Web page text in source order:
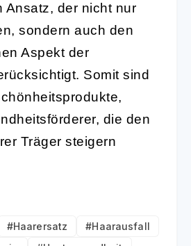
Ansatz, der nicht nur
sondern auch den
Aspekt der
Somit sind
die den
Träger steigern
#Haarersatz
#Haarausfall